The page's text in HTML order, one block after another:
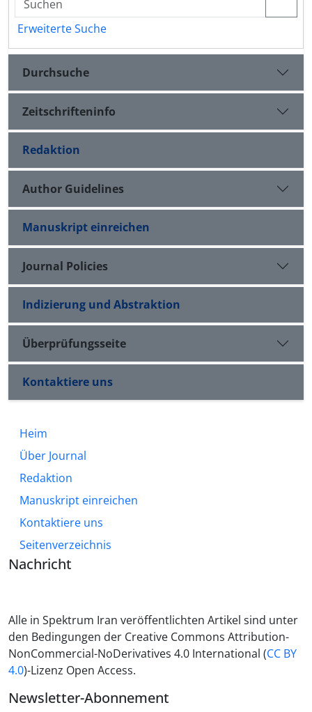
Erweiterte Suche
Durchsuche
Zeitschrifteninfo
Redaktion
Author Guidelines
Manuskript einreichen
Journal Policies
Indizierung und Abstraktion
Überprüfungsseite
Kontaktiere uns
Heim
Über Journal
Redaktion
Manuskript einreichen
Kontaktiere uns
Seitenverzeichnis
Nachricht
Alle in Spektrum Iran veröffentlichten Artikel sind unter
den Bedingungen der Creative Commons Attribution-
NonCommercial-NoDerivatives 4.0 International (CC BY
4.0)-Lizenz Open Access.
Newsletter-Abonnement